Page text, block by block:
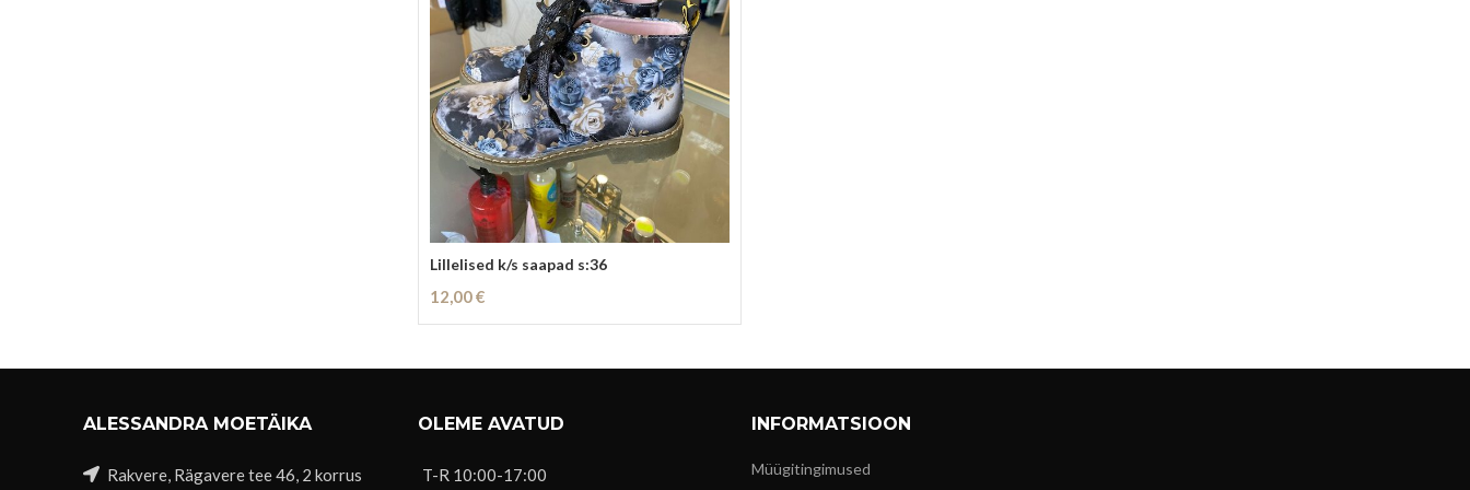
Lillelised k/s saapad s:36
12,00€
Loe Edasi
ALESSANDRA MOETÄIKA
Rakvere, Rägavere tee 46, 2 korrus
OLEME AVATUD
T-R 10:00-17:00
INFORMATSIOON
Müügitingimused